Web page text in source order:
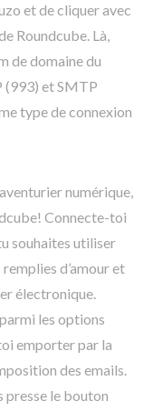
et de cliquer avec
Roundcube. Là,
de domaine du
(993) et SMTP
type de connexion
numérique,
Connecte-toi
souhaites utiliser
d’amour et
électronique.
les options
emporter par la
des emails.
presse le bouton